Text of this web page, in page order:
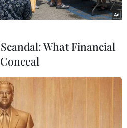
trạng đảo ngược lần
là một dấu hiệu kinh điển
tiếng trấn an các
kinh tế của Mỹ có
nhấn mạnh cuộc chiến
Trung Quốc không gây
What Financial